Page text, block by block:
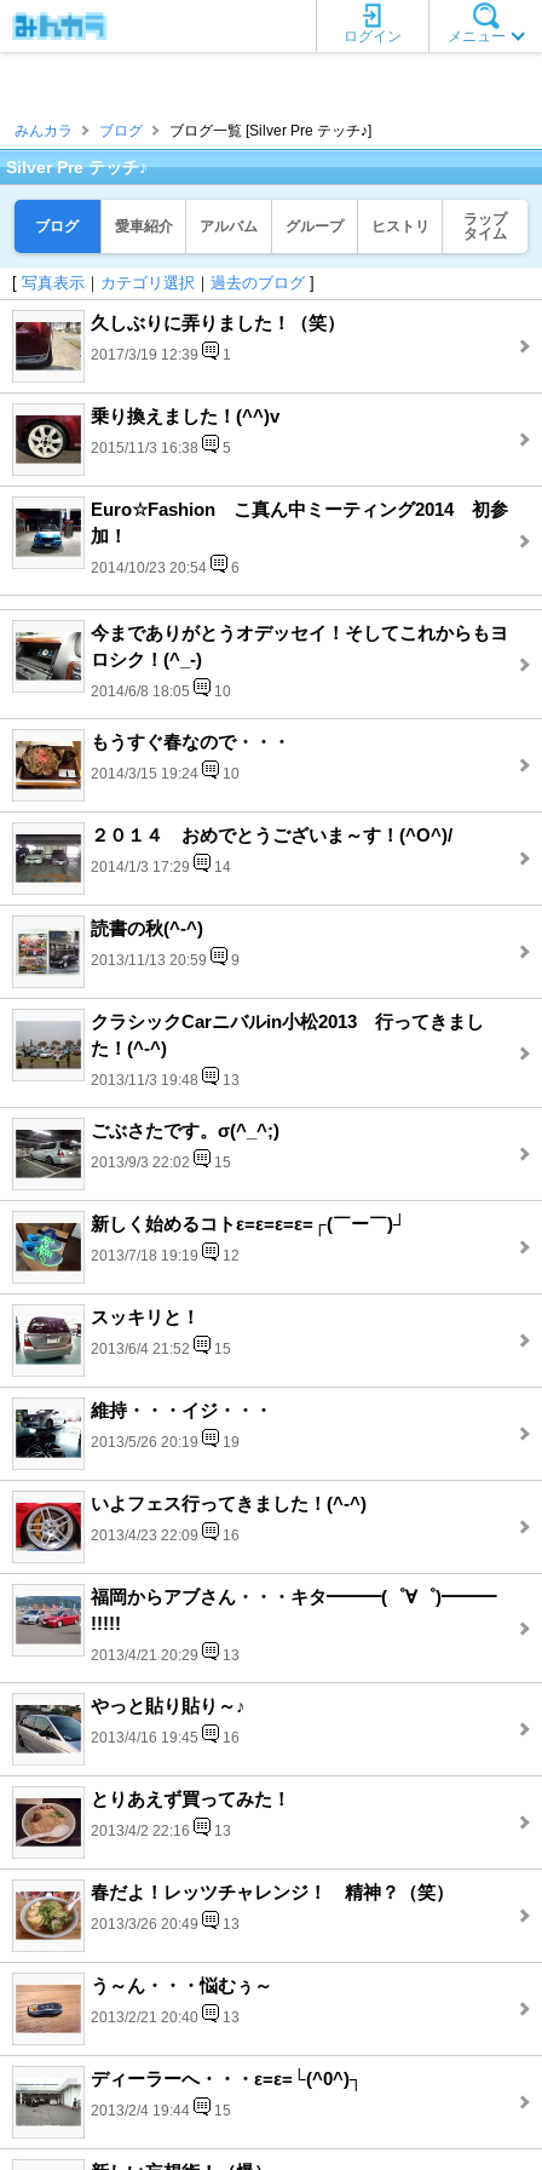
メニュー
ログイン
みんカラ ブログ ブログ一覧 [Silver Pre テッチ♪]
Silver Pre テッチ♪
ブログ 愛車紹介 アルバム グループ ヒストリ
ラップ
タイム
[ 写真表示 ｜ カテゴリ選択 ｜ 過去のブログ ]
久しぶりに弄りました！（笑）
2017/3/19 12:39 1
乗り換えました！(^^)v
2015/11/3 16:38 5
Euro☆Fashion こ真ん中ミーティング2014 初参
加！
2014/10/23 20:54 6
今までありがとうオデッセイ！そしてこれからもヨ
ロシク！(^_-)
2014/6/8 18:05 10
もうすぐ春なので・・・
2014/3/15 19:24 10
２０１４ おめでとうございま～す！(^O^)/
2014/1/3 17:29 14
読書の秋(^-^)
2013/11/13 20:59 9
クラシックCarニバルin小松2013 行ってきまし
た！(^-^)
2013/11/3 19:48 13
ごぶさたです。σ(^_^;)
2013/9/3 22:02 15
新しく始めるコトε=ε=ε=ε=┌(￣ー￣)┘
2013/7/18 19:19 12
スッキリと！
2013/6/4 21:52 15
維持・・・イジ・・・
2013/5/26 20:19 19
いよフェス行ってきました！(^-^)
2013/4/23 22:09 16
福岡からアブさん・・・キタ━━━(゜∀゜)━━━
!!!!!
2013/4/21 20:29 13
やっと貼り貼り～♪
2013/4/16 19:45 16
とりあえず買ってみた！
2013/4/2 22:16 13
春だよ！レッツチャレンジ！ 精神？（笑）
2013/3/26 20:49 13
う～ん・・・悩むぅ～
2013/2/21 20:40 13
ディーラーへ・・・ε=ε=└(^0^)┐
2013/2/4 19:44 15